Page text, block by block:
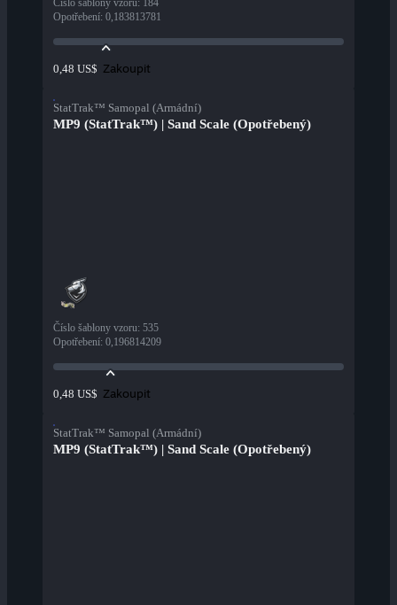
Číslo šablony vzoru: 184
Opotřebení: 0,183813781
0,48 US$ Zakoupit
StatTrak™ Samopal (Armádní)
MP9 (StatTrak™) | Sand Scale (Opotřebený)
Číslo šablony vzoru: 535
Opotřebení: 0,196814209
0,48 US$ Zakoupit
StatTrak™ Samopal (Armádní)
MP9 (StatTrak™) | Sand Scale (Opotřebený)